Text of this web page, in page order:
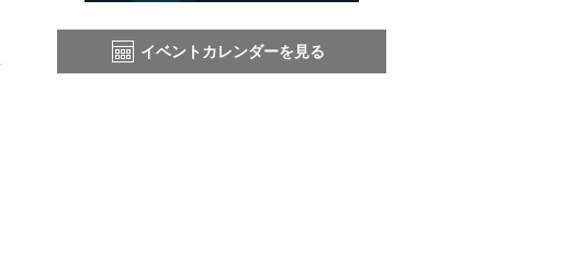
イベントカレンダーを見る